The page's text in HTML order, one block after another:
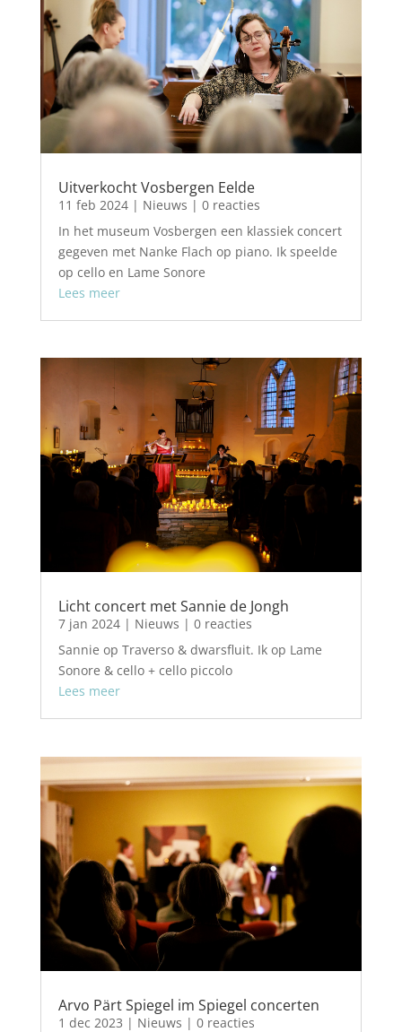
Uitverkocht Vosbergen Eelde
11 feb 2024| Nieuws | 0 reacties
In het museum Vosbergen een klassiek concert
gegeven met Nanke Flach op piano. Ik speelde
op cello en Lame Sonore
Lees meer
Licht concert met Sannie de Jongh
7 jan 2024| Nieuws | 0 reacties
Sannie op Traverso & dwarsfluit. Ik op Lame
Sonore & cello + cello piccolo
Lees meer
Arvo Pärt Spiegel im Spiegel concerten
1 dec 2023 | Nieuws | 0 reacties